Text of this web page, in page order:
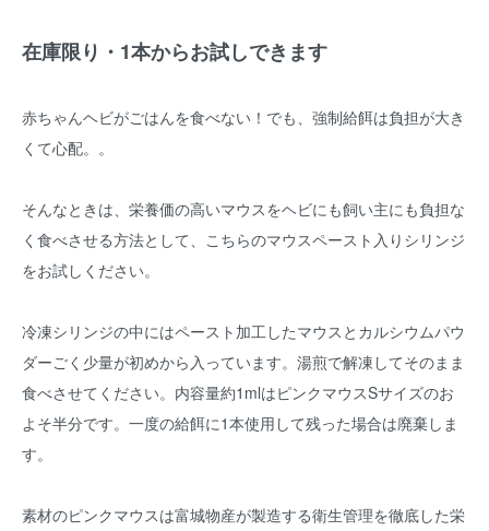
在庫限り・1本からお試しできます
赤ちゃんヘビがごはんを食べない！でも、強制給餌は負担が大き
くて心配。。
そんなときは、栄養価の高いマウスをヘビにも飼い主にも負担な
く食べさせる方法として、こちらのマウスペースト入りシリンジ
をお試しください。
冷凍シリンジの中にはペースト加工したマウスとカルシウムパウ
ダーごく少量が初めから入っています。湯煎で解凍してそのまま
食べさせてください。内容量約1mlはピンクマウスSサイズのお
よそ半分です。一度の給餌に1本使用して残った場合は廃棄しま
す。
素材のピンクマウスは富城物産が製造する衛生管理を徹底した栄